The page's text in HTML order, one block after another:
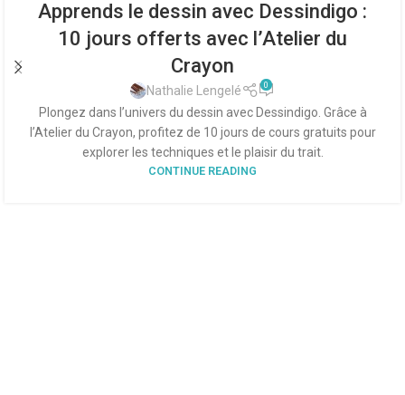
Apprends le dessin avec Dessindigo :
10 jours offerts avec l’Atelier du
Crayon
Nathalie Lengelé 0
Plongez dans l’univers du dessin avec Dessindigo. Grâce à
l’Atelier du Crayon, profitez de 10 jours de cours gratuits pour
explorer les techniques et le plaisir du trait.
CONTINUE READING